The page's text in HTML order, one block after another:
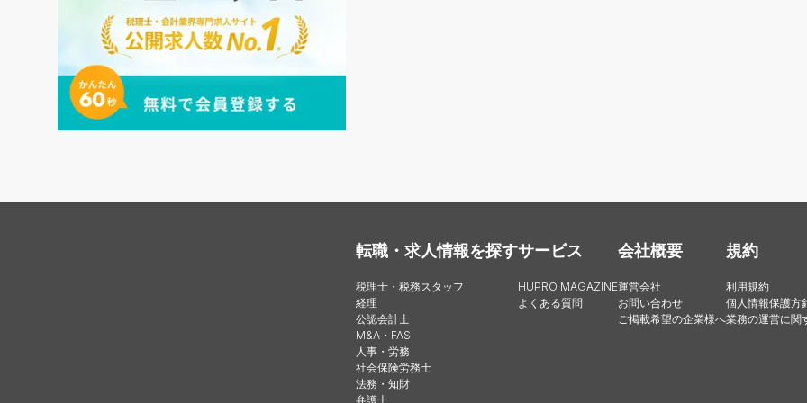
転職・求人情報を探す
税理士・税務スタッフ
経理
公認会計士
M&A・FAS
人事・労務
社会保険労務士
法務・知財
弁護士
サービス
HUPRO MAGAZINE
よくある質問
会社概要
運営会社
お問い合わせ
ご掲載希望の企業様へ
規約
利用規約
個人情報保護方
業務の運営に関